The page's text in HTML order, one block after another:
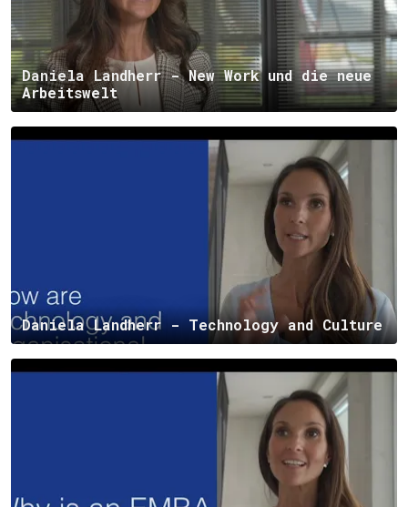
Daniela Landherr - New Work und die neue
Arbeitswelt
Daniela Landherr - Technology and Culture